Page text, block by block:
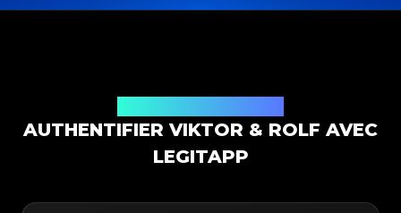
AUTHENTIFIER VIKTOR & ROLF AVEC
LEGITAPP